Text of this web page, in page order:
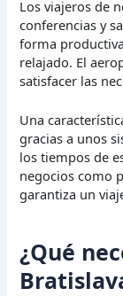
Los viajeros de
conferencias y
forma
relajado. El
satisfacer las
Una
gracias a unos
los tiempos de
negocios como
garantiza un
¿Qué